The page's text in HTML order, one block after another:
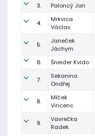
3.
Paloncý Jan
4.
Mrkvica
Václav
5.
Janeček
Jáchym
6. Šneider Kvido
7.
Sekanina
Ondřej
8.
Mlček
Vincenc
9.
Vavrečka
Radek